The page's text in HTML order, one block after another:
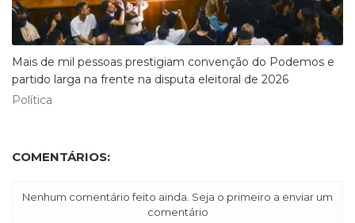
Mais de mil pessoas prestigiam convenção do Podemos e
partido larga na frente na disputa eleitoral de 2026
Política
COMENTÁRIOS:
Nenhum comentário feito ainda. Seja o primeiro a enviar um
comentário